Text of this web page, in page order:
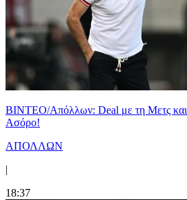
ΒΙΝΤΕΟ/Απόλλων: Deal με τη Μετς και
Ασόρο!
ΑΠΟΛΛΩΝ
|
18:37